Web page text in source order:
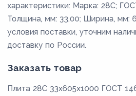
характеристики: Марка: 28С;
Толщина, мм: 33,00; Ширина, мм:
условия поставки, уточним
доставку по России.
Заказать товар
Плита 28С 33x605x1000 ГОСТ